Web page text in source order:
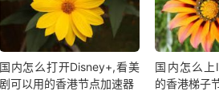
国内怎么打开Disney+,看美
剧可以用的香港节点加速器
国内怎么上
的香港梯子